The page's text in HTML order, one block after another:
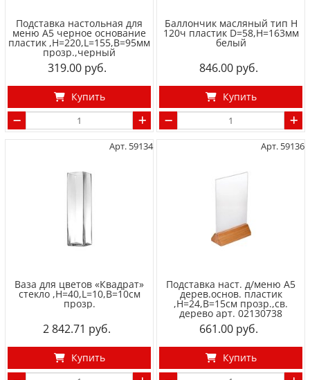
Подставка настольная для
меню А5 черное основание
пластик ,H=220,L=155,B=95мм
прозр.,черный
319.00
Купить
Баллончик масляный тип H
120ч пластик D=58,H=163мм
белый
846.00
Купить
Арт. 59134
Ваза для цветов «Квадрат»
стекло ,H=40,L=10,B=10см
прозр.
2 842.71
Купить
Арт. 59136
Подставка наст. д/меню А5
дерев.основ. пластик
,H=24,B=15см прозр.,св.
дерево арт. 02130738
661.00
Купить